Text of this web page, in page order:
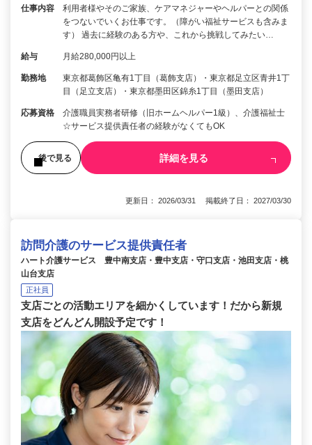
仕事内容
利用者様やそのご家族、ケアマネジャーやヘルパーとの関係
をつないでいくお仕事です。（障がい福祉サービスも含みま
す） 過去に経験のある方や、これから挑戦してみたい…
給与 月給280,000円以上
勤務地
東京都葛飾区亀有1丁目（葛飾支店）・東京都足立区青井1丁
目（足立支店）・東京都墨田区錦糸1丁目（墨田支店）
応募資格
介護職員実務者研修（旧ホームヘルパー1級）、介護福祉士
☆サービス提供責任者の経験がなくてもOK
後で見る 詳細を見る
更新日： 2026/03/31 掲載終了日： 2027/03/30
訪問介護のサービス提供責任者
ハート介護サービス 豊中南支店・豊中支店・守口支店・池田支店・桃
山台支店
正社員
支店ごとの活動エリアを細かくしています！だから新規
支店をどんどん開設予定です！